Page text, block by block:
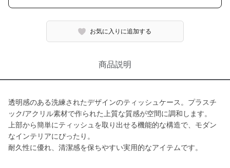
お気に入りに追加する
商品説明
透明感のある洗練されたデザインのティッシュケース。プラスチ
ック/アクリル素材で作られた上質な質感が空間に調和します。
上部から簡単にティッシュを取り出せる機能的な構造で、モダン
なインテリアにぴったり。
耐久性に優れ、清潔感を保ちやすい実用的なアイテムです。